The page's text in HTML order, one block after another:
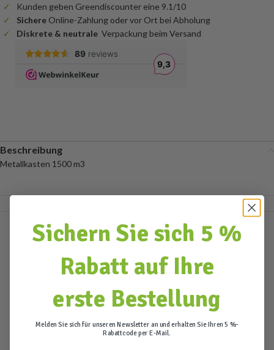
Kunden geben Greendiscounter eine 9.1/10
Sichere Online-Zahlung oder vor Ort bei Abholung
Diskrete & neutrale Verpackung beim Versand
Beschreibung
Metallkasten 1500 m3
Sichern Sie sich 5 %
Rabatt auf Ihre
erste Bestellung
Melden Sie sich für unseren Newsletter an und erhalten Sie Ihren 5 %-
Rabattcode per E-Mail.